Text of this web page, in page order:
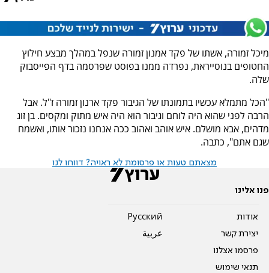
מיכל זמורה, אשתו של פקד אמנון זמורה שנפל במהלך מבצע חילוץ
החטופים בנוסייראת, נפרדה ממנו בפוסט שפרסמה בדף הפייסבוק
שלה.
"הכל מתמלא עכשיו בתמונתו של הגיבור פקד ארנון זמורה ז"ל. אבל
הרבה לפני שהוא היה לוחם וגיבור הוא היה איש מתוק ומקסים. בן זוג
מדהים, אבא מושלם. איש אוהב ואהוב ככה אנחנו נזכור אותו, ואשמח
שגם אתם", כתבה.
מצאתם טעות או פרסומת לא ראויה? דווחו לנו
פנו אלינו
אודות
יצירת קשר
פרסמו אצלנו
תנאי שימוש
Pусский
عربية